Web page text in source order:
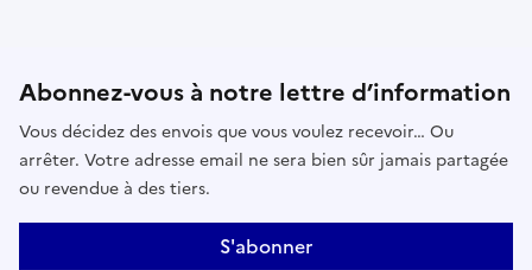
Abonnez-vous à notre lettre d’information
Vous décidez des envois que vous voulez recevoir… Ou
arrêter. Votre adresse email ne sera bien sûr jamais partagée
ou revendue à des tiers.
S'abonner